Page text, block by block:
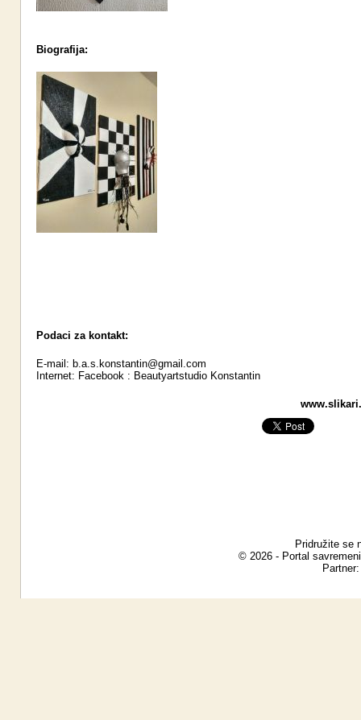
Biografija:
Podaci za kontakt:
E-mail: b.a.s.konstantin@gmail.com
Internet: Facebook : Beautyartstudio Konstantin
Pridružite se
© 2026 - Portal